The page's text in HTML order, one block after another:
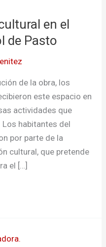
en el
de Pasto
de la obra, los
este espacio en
actividades que
habitantes del
por parte de la
cultural, que pretende
el […]